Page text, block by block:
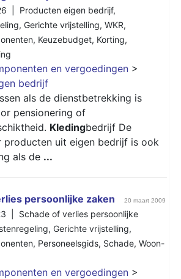
| Producten eigen bedrijf,
, Gerichte vrijstelling, WKR,
, Keuzebudget, Korting,
en vergoedingen >
bedrijf
als de dienstbetrekking is
pensionering of
Kledingbedrijf De
producten uit eigen bedrijf is ook
als de ...
persoonlijke zaken 20 maart 2009
| Schade of verlies persoonlijke
, Gerichte vrijstelling,
, Personeelsgids, Schade, Woon-
en vergoedingen >